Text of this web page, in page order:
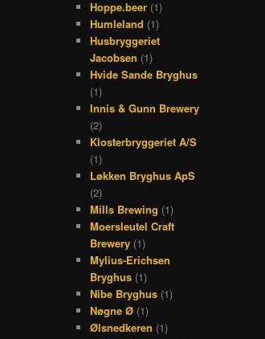
Hoppe.beer (1)
Humleland (1)
Husbryggeriet
Jacobsen (1)
Hvide Sande Bryghus
(1)
Innis & Gunn Brewery
(2)
Klosterbryggeriet A/S
(1)
Løkken Bryghus ApS
(2)
Mills Brewing (1)
Moersleutel Craft
Brewery (1)
Mylius-Erichsen
Bryghus (1)
Nibe Bryghus (1)
Nøgne Ø (1)
Ølsnedkeren (1)